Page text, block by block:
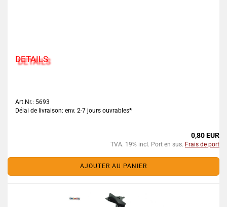
DETAILS
Art.Nr.: 5693
Délai de livraison: env. 2-7 jours ouvrables*
0,80 EUR
TVA. 19% incl. Port en sus. Frais de port
AJOUTER AU PANIER